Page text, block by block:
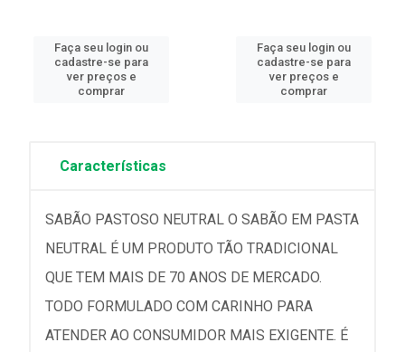
Faça seu login ou
cadastre-se para
ver preços e
comprar
Faça seu login ou
cadastre-se para
ver preços e
comprar
Características
SABÃO PASTOSO NEUTRAL O SABÃO EM PASTA
NEUTRAL É UM PRODUTO TÃO TRADICIONAL
QUE TEM MAIS DE 70 ANOS DE MERCADO.
TODO FORMULADO COM CARINHO PARA
ATENDER AO CONSUMIDOR MAIS EXIGENTE. É